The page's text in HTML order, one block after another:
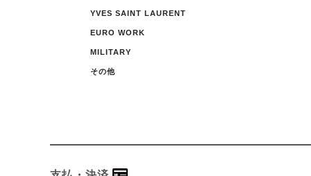
YVES SAINT LAURENT
EURO WORK
MILITARY
その他